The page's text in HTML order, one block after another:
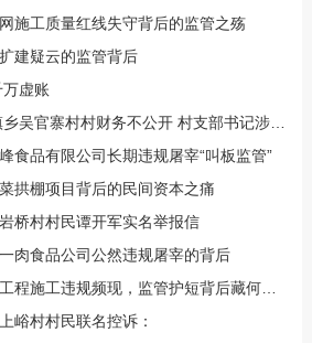
施工质量红线失守背后的监管之殇
建疑云的监管背后
万虚账
村村财务不公开 村支部书记涉嫌侵占集体资产被村···
食品有限公司长期违规屠宰“叫板监管”
拱棚项目背后的民间资本之痛
桥村村民谭开军实名举报信
肉食品公司公然违规屠宰的背后
施工违规频现，监管护短背后藏何玄机？
峪村村民联名控诉：